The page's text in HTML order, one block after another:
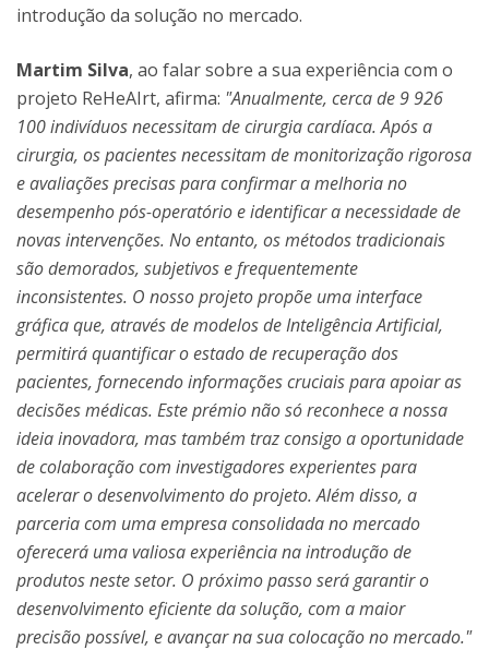
introdução da solução no mercado.
Martim Silva, ao falar sobre a sua experiência com o
projeto ReHeAIrt, afirma: "Anualmente, cerca de 9 926
100 indivíduos necessitam de cirurgia cardíaca. Após a
cirurgia, os pacientes necessitam de monitorização rigorosa
e avaliações precisas para confirmar a melhoria no
desempenho pós-operatório e identificar a necessidade de
novas intervenções. No entanto, os métodos tradicionais
são demorados, subjetivos e frequentemente
inconsistentes. O nosso projeto propõe uma interface
gráfica que, através de modelos de Inteligência Artificial,
permitirá quantificar o estado de recuperação dos
pacientes, fornecendo informações cruciais para apoiar as
decisões médicas. Este prémio não só reconhece a nossa
ideia inovadora, mas também traz consigo a oportunidade
de colaboração com investigadores experientes para
acelerar o desenvolvimento do projeto. Além disso, a
parceria com uma empresa consolidada no mercado
oferecerá uma valiosa experiência na introdução de
produtos neste setor. O próximo passo será garantir o
desenvolvimento eficiente da solução, com a maior
precisão possível, e avançar na sua colocação no mercado."